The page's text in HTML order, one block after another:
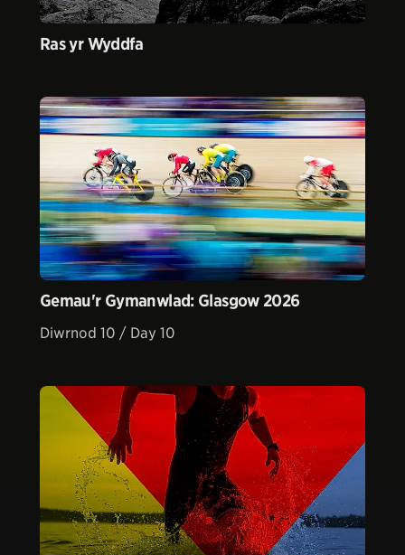
Ras yr Wyddfa
Gemau'r Gymanwlad: Glasgow 2026
Diwrnod 10 / Day 10